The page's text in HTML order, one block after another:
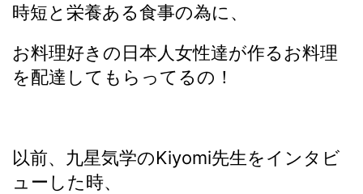
時短と栄養ある食事の為に、
お料理好きの日本人女性達が作るお料理
を配達してもらってるの！
以前、九星気学のKiyomi先生をインタビ
ューした時、